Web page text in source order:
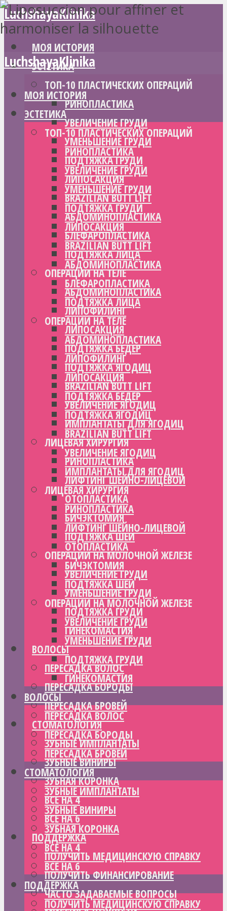
LuchshayaKlinika
МОЯ ИСТОРИЯ
ЭСТЕТИКА
ТОП-10 ПЛАСТИЧЕСКИХ ОПЕРАЦИЙ
РИНОПЛАСТИКА
УВЕЛИЧЕНИЕ ГРУДИ
УМЕНЬШЕНИЕ ГРУДИ
ПОДТЯЖКА ГРУДИ
ЛИПОСАКЦИЯ
BRAZILIAN BUTT LIFT
АБДОМИНОПЛАСТИКА
БЛЕФАРОПЛАСТИКА
ПОДТЯЖКА ЛИЦА
ОПЕРАЦИИ НА ТЕЛЕ
АБДОМИНОПЛАСТИКА
ЛИПОФИЛИНГ
ЛИПОСАКЦИЯ
ПОДТЯЖКА БЕДЕР
ПОДТЯЖКА ЯГОДИЦ
BRAZILIAN BUTT LIFT
УВЕЛИЧЕНИЕ ЯГОДИЦ
ИМПЛАНТАТЫ ДЛЯ ЯГОДИЦ
ЛИЦЕВАЯ ХИРУРГИЯ
РИНОПЛАСТИКА
ЛИФТИНГ ШЕЙНО-ЛИЦЕВОЙ
ОТОПЛАСТИКА
БИЧЭКТОМИЯ
ПОДТЯЖКА ШЕИ
ОПЕРАЦИИ НА МОЛОЧНОЙ ЖЕЛЕЗЕ
УВЕЛИЧЕНИЕ ГРУДИ
УМЕНЬШЕНИЕ ГРУДИ
ПОДТЯЖКА ГРУДИ
ГИНЕКОМАСТИЯ
ВОЛОСЫ
ПЕРЕСАДКА ВОЛОС
ПЕРЕСАДКА БОРОДЫ
ПЕРЕСАДКА БРОВЕЙ
СТОМАТОЛОГИЯ
ЗУБНЫЕ ИМПЛАНТАТЫ
ЗУБНЫЕ ВИНИРЫ
ЗУБНАЯ КОРОНКА
ВСЕ НА 4
ВСЕ НА 6
ПОДДЕРЖКА
ПОЛУЧИТЬ МЕДИЦИНСКУЮ СПРАВКУ
ПОЛУЧИТЬ ФИНАНСИРОВАНИЕ
ЧАСТО ЗАДАВАЕМЫЕ ВОПРОСЫ
LuchshayaKlinika
МОЯ ИСТОРИЯ
ЭСТЕТИКА
ТОП-10 ПЛАСТИЧЕСКИХ ОПЕРАЦИЙ
РИНОПЛАСТИКА
УВЕЛИЧЕНИЕ ГРУДИ
УМЕНЬШЕНИЕ ГРУДИ
ПОДТЯЖКА ГРУДИ
ЛИПОСАКЦИЯ
BRAZILIAN BUTT LIFT
АБДОМИНОПЛАСТИКА
БЛЕФАРОПЛАСТИКА
ПОДТЯЖКА ЛИЦА
ОПЕРАЦИИ НА ТЕЛЕ
АБДОМИНОПЛАСТИКА
ЛИПОФИЛИНГ
ЛИПОСАКЦИЯ
ПОДТЯЖКА БЕДЕР
ПОДТЯЖКА ЯГОДИЦ
BRAZILIAN BUTT LIFT
УВЕЛИЧЕНИЕ ЯГОДИЦ
ИМПЛАНТАТЫ ДЛЯ ЯГОДИЦ
ЛИЦЕВАЯ ХИРУРГИЯ
РИНОПЛАСТИКА
ЛИФТИНГ ШЕЙНО-ЛИЦЕВОЙ
ОТОПЛАСТИКА
БИЧЭКТОМИЯ
ПОДТЯЖКА ШЕИ
ОПЕРАЦИИ НА МОЛОЧНОЙ ЖЕЛЕЗЕ
УВЕЛИЧЕНИЕ ГРУДИ
УМЕНЬШЕНИЕ ГРУДИ
ПОДТЯЖКА ГРУДИ
ГИНЕКОМАСТИЯ
ВОЛОСЫ
ПЕРЕСАДКА ВОЛОС
ПЕРЕСАДКА БОРОДЫ
ПЕРЕСАДКА БРОВЕЙ
СТОМАТОЛОГИЯ
ЗУБНЫЕ ИМПЛАНТАТЫ
ЗУБНЫЕ ВИНИРЫ
ЗУБНАЯ КОРОНКА
ВСЕ НА 4
ВСЕ НА 6
ПОДДЕРЖКА
ПОЛУЧИТЬ МЕДИЦИНСКУЮ СПРАВКУ